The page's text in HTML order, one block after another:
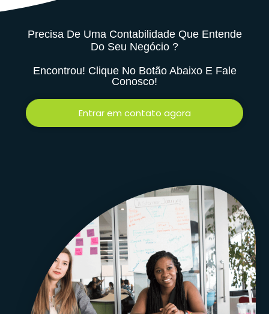
Precisa De Uma Contabilidade Que Entende
Do Seu Negócio ?
Encontrou! Clique No Botão Abaixo E Fale
Conosco!
Entrar em contato agora